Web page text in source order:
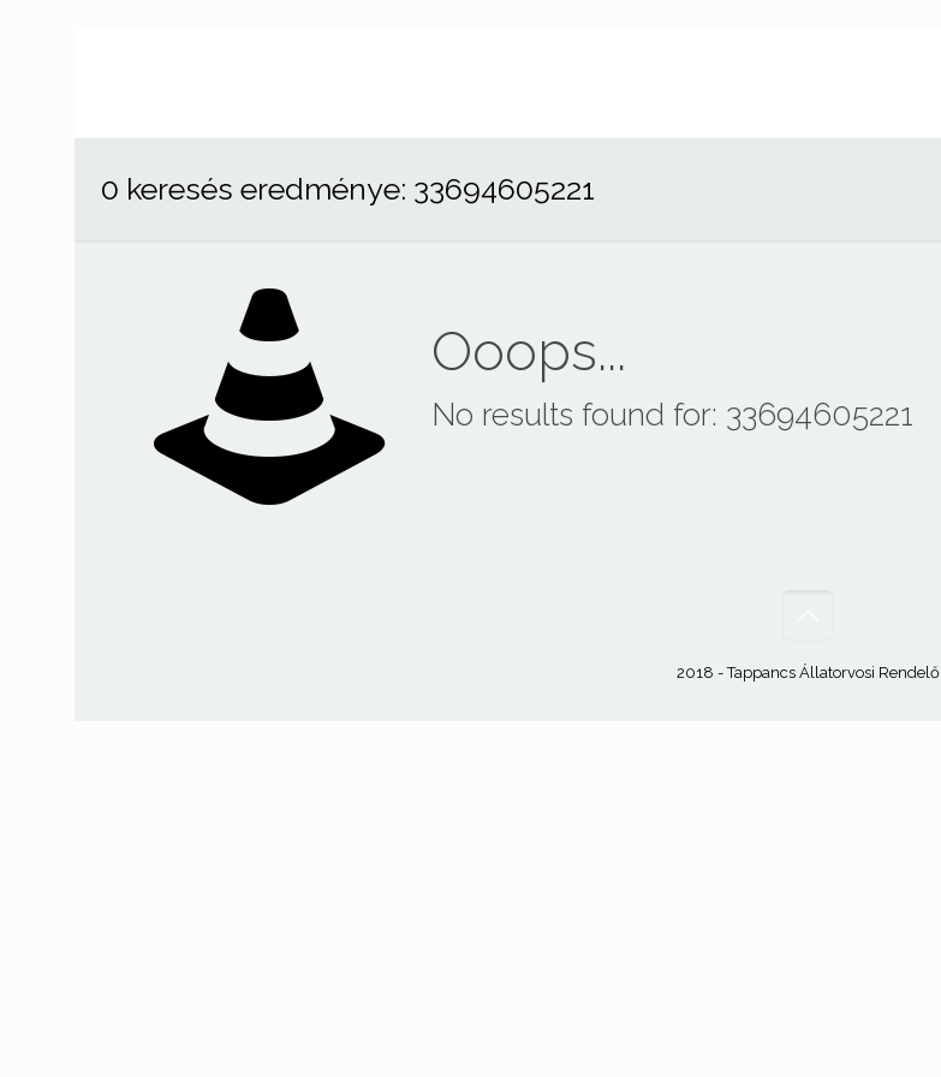
0 keresés eredménye: 33694605221
Ooops...
No results found for: 33694605221
2018 - Tappancs Állatorvosi Rendelő